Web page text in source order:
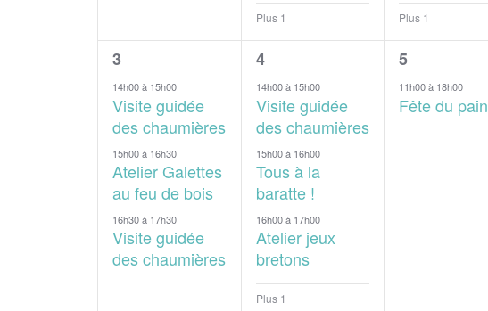
Plus 1 Plus 1
3
évènements,
3
14h00à 15h00
Visite guidée
des chaumières
15h00à 16h30
Atelier Galettes
au feu de bois
16h30à 17h30
Visite guidée
des chaumières
4
évènements,
4
14h00à 15h00
Visite guidée
des chaumières
15h00à 16h00
Tous à la
baratte !
16h00à 17h00
Atelier jeux
bretons
Plus 1
1
évènement,
5
11h00à 18h00
Fête du pain